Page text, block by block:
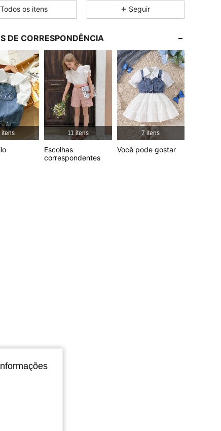
6.2K 62K
6.2K 62K
6.2K
6.2K
Todos os itens Seguir
DE CORRESPONDÊNCIA
itens 11 itens
Escolhas
correspondentes
7 itens
Você pode gostar